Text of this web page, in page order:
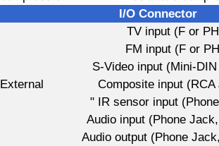
I/O Connector
External
TV input (F or
FM input (F or
S-Video input (Mini-
Composite input (RCA
" IR sensor input
Audio input (Phone
Audio output (Phone